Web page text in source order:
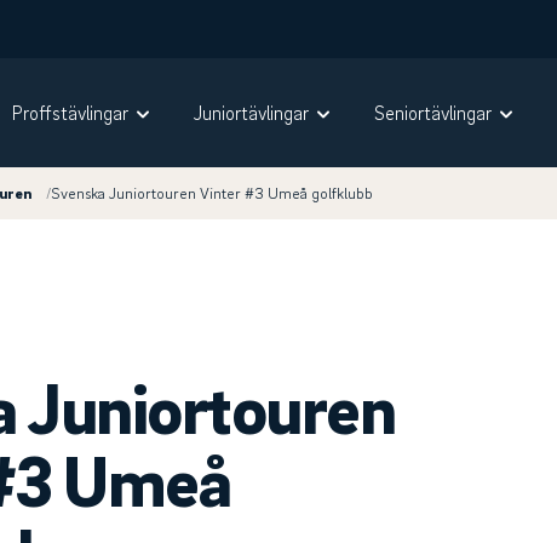
Proffstävlingar Juniortävlingar Seniortävlingar
/Svenska Juniortouren Vinter #3 Umeå golfklubb
Juniortouren
Umeå